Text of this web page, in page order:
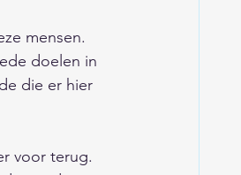
mensen.
doelen in
die er hier
voor terug.